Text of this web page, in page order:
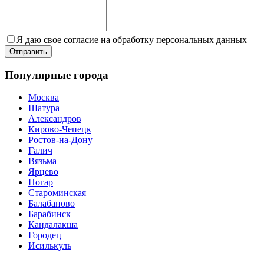
Я даю свое согласие на обработку персональных данных
Популярные города
Москва
Шатура
Александров
Кирово-Чепецк
Ростов-на-Дону
Галич
Вязьма
Ярцево
Погар
Староминская
Балабаново
Барабинск
Кандалакша
Городец
Исилькуль